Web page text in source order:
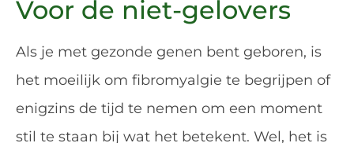
Voor de niet-gelovers
Als je met gezonde genen bent geboren, is
het moeilijk om fibromyalgie te begrijpen of
enigzins de tijd te nemen om een moment
stil te staan bij wat het betekent. Wel, het is